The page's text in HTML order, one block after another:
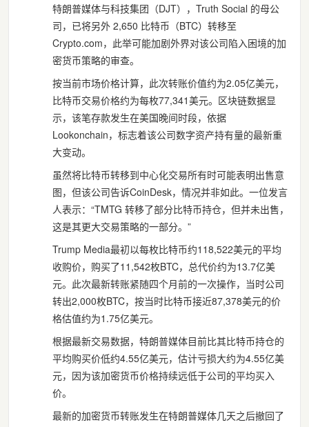
特朗普媒体与科技集团（DJT），Truth Social 的母公
司，已将另外 2,650 比特币（BTC）转移至
Crypto.com，此举可能加剧外界对该公司陷入困境的加
密货币策略的审查。
按当前市场价格计算，此次转账价值约为2.05亿美元，
比特币交易价格约为每枚77,341美元。区块链数据显
示，该笔存款发生在美国晚间时段，依据
Lookonchain，标志着该公司数字资产持有量的最新重
大变动。
虽然将比特币转移到中心化交易所有时可能表明出售意
图，但该公司告诉CoinDesk，情况并非如此。一位发言
人表示：“TMTG 转移了部分比特币持仓，但并未出售，
这是其更大交易策略的一部分。”
Trump Media最初以每枚比特币约118,522美元的平均
收购价，购买了11,542枚BTC，总代价约为13.7亿美
元。此次最新转账紧随四个月前的一次操作，当时公司
转出2,000枚BTC，按当时比特币接近87,378美元的价
格估值约为1.75亿美元。
根据最新交易数据，特朗普媒体目前比其比特币持仓的
平均购买价低约4.55亿美元，估计亏损大约为4.55亿美
元，因为该加密货币价格持续远低于公司的平均买入
价。
最新的加密货币转账发生在特朗普媒体几天之后撤回了